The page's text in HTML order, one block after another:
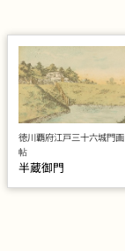
徳川覇府江戸三十六城門画
帖
半蔵御門